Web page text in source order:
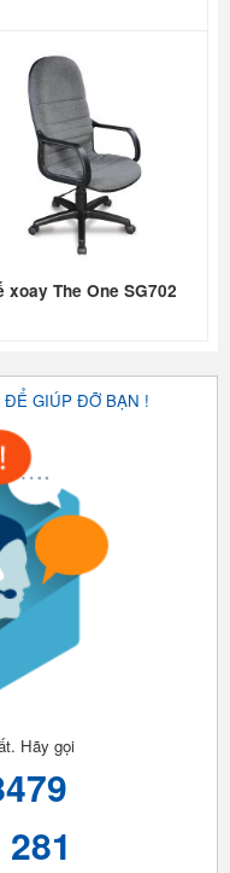
xoay The One SG702
ĐỂ GIÚP ĐỠ BẠN !
Hãy gọi